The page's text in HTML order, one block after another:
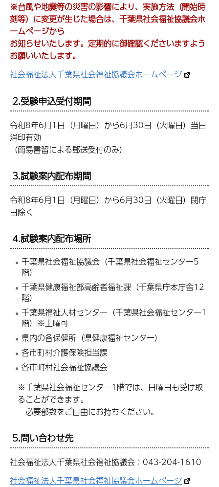
※台風や地震等の災害の影響により、実施方法（開始時
刻等）に変更が生じた場合は、千葉県社会福祉協議会ホ
ームページから
お知らせいたします。定期的に御確認くださいますよう
お願いいたします。
社会福祉法人千葉県社会福祉協議会ホームページ
2.受験申込受付期間
令和8年6月1日（月曜日）から6月30日（火曜日）当日
消印有効
（簡易書留による郵送受付のみ）
3.試験案内配布期間
令和8年6月1日（月曜日）から6月30日（火曜日）閉庁
日除く
4.試験案内配布場所
千葉県社会福祉協議会（千葉県社会福祉センター5
階）
千葉県健康福祉部高齢者福祉課（千葉県庁本庁舎12
階）
千葉県福祉人材センター（千葉県社会福祉センター1
階）※土曜可
県内の各保健所（県健康福祉センター）
各市町村介護保険担当課
各市町村社会福祉協議会
※千葉県社会福祉センター1階では、日曜日も受け取
ることができます。
必要部数をご自由にお持ちください。
5.問い合わせ先
社会福祉法人千葉県社会福祉協議会：043-204-1610
社会福祉法人千葉県社会福祉協議会ホームページ